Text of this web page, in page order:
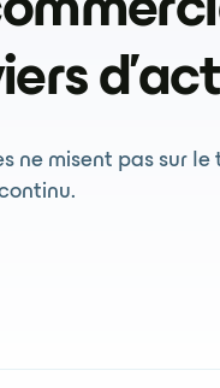
ne misent pas sur le